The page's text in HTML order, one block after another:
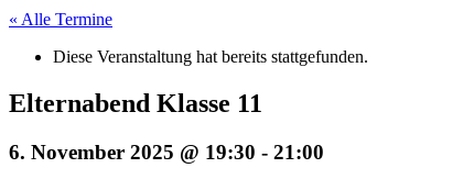
« Alle Termine
Diese Veranstaltung hat bereits stattgefunden.
Elternabend Klasse 11
6. November 2025 @ 19:30 - 21:00